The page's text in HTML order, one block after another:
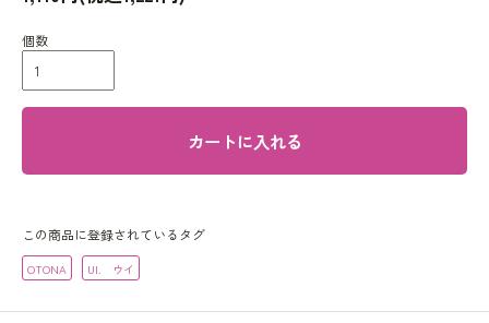
個数
カートに入れる
この商品に登録されているタグ
OTONA UI. ウイ